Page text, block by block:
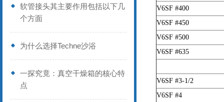
软管接头其主要作用包括以下几
个方面
为什么选择Techne沙浴
一探究竟：真空干燥箱的核心特
点
V6SF #400
V6SF #450
V6SF #500
V6SF #635
V6SF #3-1/2
V6SF #4